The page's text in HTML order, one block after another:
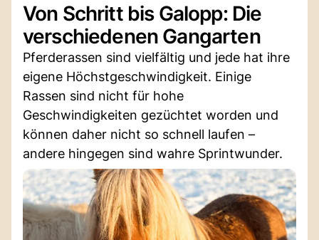
Von Schritt bis Galopp: Die
verschiedenen Gangarten
Pferderassen sind vielfältig und jede hat ihre
eigene Höchstgeschwindigkeit. Einige
Rassen sind nicht für hohe
Geschwindigkeiten gezüchtet worden und
können daher nicht so schnell laufen –
andere hingegen sind wahre Sprintwunder.